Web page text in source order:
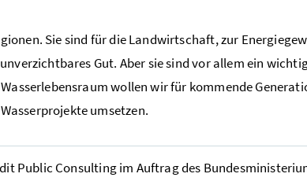
Sie sind für die Landwirtschaft, zur
Gut. Aber sie sind vor allem ein
wollen wir für kommende
umsetzen.
Public Consulting im Auftrag des